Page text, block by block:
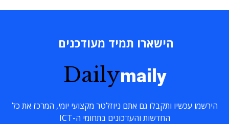
הישארו תמיד מעודכנים
Dailymaily
הירשמו עכשיו ותקבלו גם אתם ניוזלטר מקצועי יומי, המרכז את כל
החדשות והעדכונים בתחומי ה-ICT